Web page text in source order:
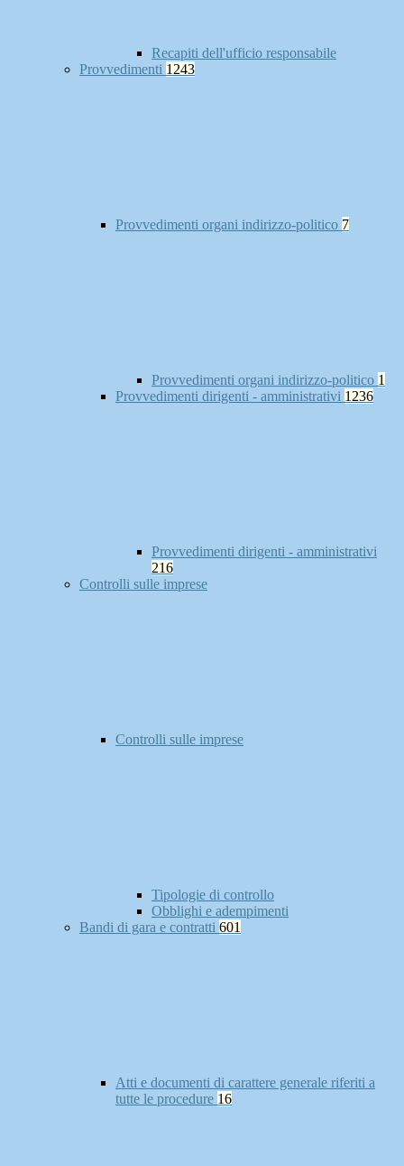
Recapiti dell'ufficio responsabile
Provvedimenti 1243
Provvedimenti organi indirizzo-politico 7
Provvedimenti organi indirizzo-politico 1
Provvedimenti dirigenti - amministrativi 1236
Provvedimenti dirigenti - amministrativi
216
Controlli sulle imprese
Controlli sulle imprese
Tipologie di controllo
Obblighi e adempimenti
Bandi di gara e contratti 601
Atti e documenti di carattere generale riferiti a
tutte le procedure 16